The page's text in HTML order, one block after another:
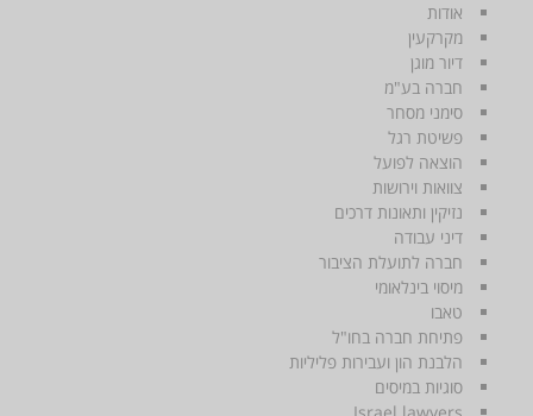
אודות
מקרקעין
דיור מוגן
חברה בע"מ
סימני מסחר
פשיטת רגל
הוצאה לפועל
צוואות וירושות
נזיקין ותאונות דרכים
דיני עבודה
חברה לתועלת הציבור
מיסוי בינלאומי
טאבו
פתיחת חברה בחו"ל
הלבנת הון ועבירות פליליות
סוגיות במיסים